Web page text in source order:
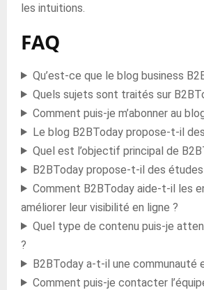
les intuitions.
FAQ
Qu’est-ce que le blog business
Quels sujets sont traités sur
Comment puis-je m’abonner au
Le blog B2BToday propose-t-il
Quel est l’objectif principal de
B2BToday propose-t-il des
Comment B2BToday aide-t-il les
améliorer leur visibilité en ligne ?
Quel type de contenu puis-je
?
B2BToday a-t-il une communauté
Comment puis-je contacter